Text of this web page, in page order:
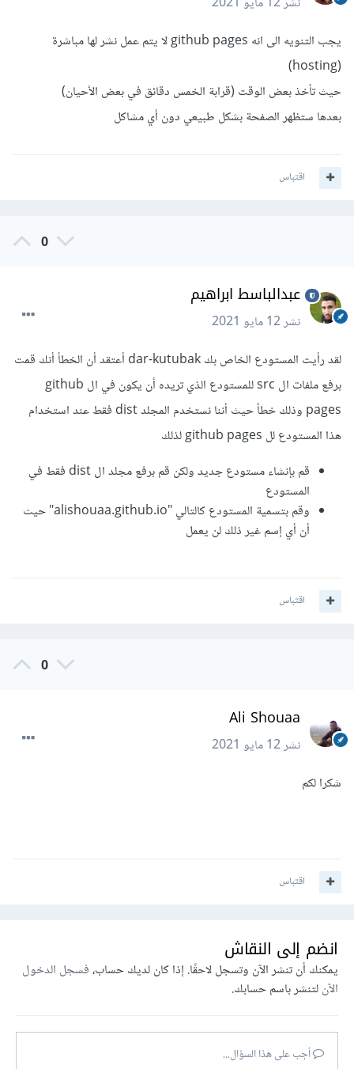
يجب التنويه الى انه github pages لا يتم عمل نشر لها مباشرة
حيث تأخذ بعض الوقت (قرابة الخمس دقائق في بعض الأحيان)
بعدها ستظهر الصفحة بشكل طبيعي دون أي مشاكل
اقتباس
0
عبدالباسط ابراهيم
نشر12 مايو 2021
لقد رأيت المستودع الخاص بك dar-kutubak أعتقد أن الخطأ أنك قمت
برفع ملفات ال src للمستودع الذي تريده أن يكون في ال github
pages وذلك خطأ حيث أننا نستخدم المجلد dist فقط عند استخدام
هذا المستودع لل github pages لذلك
قم بإنشاء مستودع جديد ولكن قم برفع مجلد ال dist فقط في
المستودع
وقم بتسمية المستودع كالتالي "alishouaa.github.io" حيث
أن أي إسم غير ذلك لن يعمل
اقتباس
0
Ali Shouaa
نشر12 مايو 2021
شكرا لكم
اقتباس
انضم إلى النقاش
يمكنك أن تنشر الآن وتسجل لاحقًا. إذا كان لديك حساب،فسجل الدخول
الآنلتنشر باسم حسابك.
أجب على هذا السؤال...